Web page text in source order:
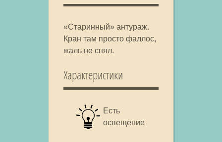
«Старинный» антураж.
Кран там просто фаллос,
жаль не снял.
Характеристики
Есть
освещение